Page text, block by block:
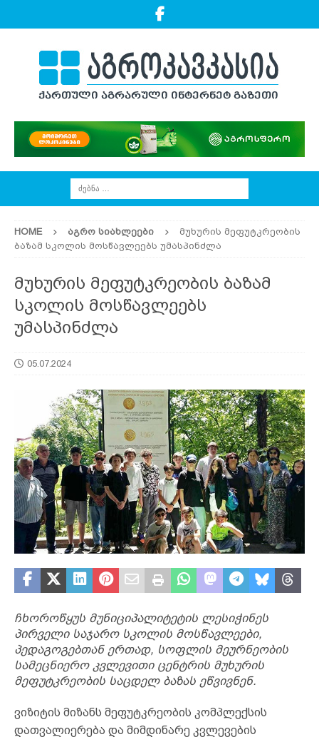
HOME ᲐᲒᲠᲝ ᲡᲘᲐᲮᲚᲔᲔᲑᲘ
მუხურის მეფუტკრეობის
ბაზამ სკოლის მოსწავლეებს უმასპინძლა
მუხურის მეფუტკრეობის ბაზამ
სკოლის მოსწავლეებს
უმასპინძლა
05.07.2024
ჩხოროწყუს მუნიციპალიტეტის ლესიჭინეს
პირველი საჯარო სკოლის მოსწავლეები,
პედაგოგებთან ერთად, სოფლის მეურნეობის
სამეცნიერო კვლევითი ცენტრის მუხურის
მეფუტკრეობის საცდელ ბაზას ეწვივნენ.
ვიზიტის მიზანს მეფუტკრეობის კომპლექსის
დათვალიერება და მიმდინარე კვლევების